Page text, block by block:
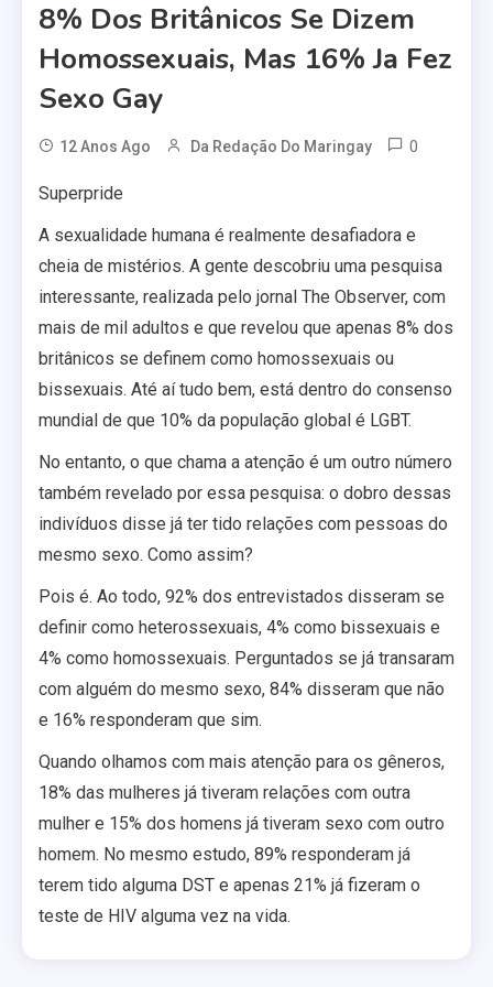
8% Dos Britânicos Se Dizem
Homossexuais, Mas 16% Ja Fez
Sexo Gay
12 Anos Ago Da Redação Do Maringay 0
Superpride
A sexualidade humana é realmente desafiadora e
cheia de mistérios. A gente descobriu uma pesquisa
interessante, realizada pelo jornal The Observer, com
mais de mil adultos e que revelou que apenas 8% dos
britânicos se definem como homossexuais ou
bissexuais. Até aí tudo bem, está dentro do consenso
mundial de que 10% da população global é LGBT.
No entanto, o que chama a atenção é um outro número
também revelado por essa pesquisa: o dobro dessas
indivíduos disse já ter tido relações com pessoas do
mesmo sexo. Como assim?
Pois é. Ao todo, 92% dos entrevistados disseram se
definir como heterossexuais, 4% como bissexuais e
4% como homossexuais. Perguntados se já transaram
com alguém do mesmo sexo, 84% disseram que não
e 16% responderam que sim.
Quando olhamos com mais atenção para os gêneros,
18% das mulheres já tiveram relações com outra
mulher e 15% dos homens já tiveram sexo com outro
homem. No mesmo estudo, 89% responderam já
terem tido alguma DST e apenas 21% já fizeram o
teste de HIV alguma vez na vida.